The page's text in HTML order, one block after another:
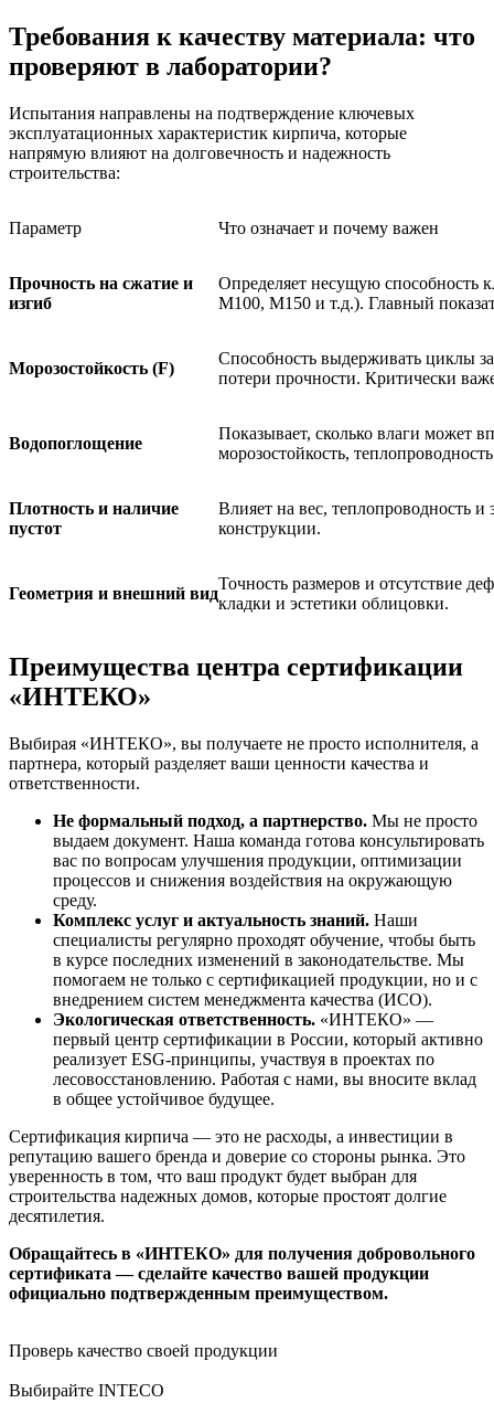
Требования к качеству материала: что
проверяют в лаборатории?
Испытания направлены на подтверждение ключевых
эксплуатационных характеристик кирпича, которые
напрямую влияют на долговечность и надежность
строительства:
Параметр Что означает и почему важен
Прочность на сжатие и
изгиб
Определяет несущую способность
М100, М150 и т.д.). Главный
Морозостойкость (F)
Способность выдерживать циклы
потери прочности. Критически
Водопоглощение
Показывает, сколько влаги может
морозостойкость,
Плотность и наличие
пустот
Влияет на вес, теплопроводность и
конструкции.
Геометрия и внешний вид
Точность размеров и отсутствие
кладки и эстетики облицовки.
Преимущества центра сертификации
«ИНТЕКО»
Выбирая «ИНТЕКО», вы получаете не просто исполнителя, а
партнера, который разделяет ваши ценности качества и
ответственности.
Не формальный подход, а партнерство. Мы не просто
выдаем документ. Наша команда готова консультировать
вас по вопросам улучшения продукции, оптимизации
процессов и снижения воздействия на окружающую
среду.
Комплекс услуг и актуальность знаний. Наши
специалисты регулярно проходят обучение, чтобы быть
в курсе последних изменений в законодательстве. Мы
помогаем не только с сертификацией продукции, но и с
внедрением систем менеджмента качества (ИСО).
Экологическая ответственность. «ИНТЕКО» —
первый центр сертификации в России, который активно
реализует ESG-принципы, участвуя в проектах по
лесовосстановлению. Работая с нами, вы вносите вклад
в общее устойчивое будущее.
Сертификация кирпича — это не расходы, а инвестиции в
репутацию вашего бренда и доверие со стороны рынка. Это
уверенность в том, что ваш продукт будет выбран для
строительства надежных домов, которые простоят долгие
десятилетия.
Обращайтесь в «ИНТЕКО» для получения добровольного
сертификата — сделайте качество вашей продукции
официально подтвержденным преимуществом.
Проверь качество своей продукции
Выбирайте INTECO